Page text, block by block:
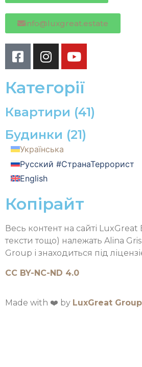
info@luxgreat.estate
Категорії
Квартири (41)
Будинки (21)
Українська
Русский #СтранаТеррорист
English
Копірайт
Весь контент на сайті LuxGreat
тексти тощо) належать Alina
Group і знаходиться під
CC BY-NC-ND 4.0
Made with ❤️ by LuxGreat Group